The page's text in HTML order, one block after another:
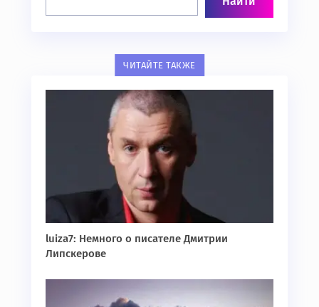
ЧИТАЙТЕ ТАКЖЕ
luiza7: Немного о писателе Дмитрии
Липскерове